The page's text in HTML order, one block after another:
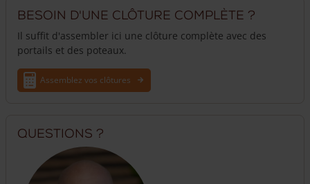
Pour des portails plus grands (au-delà de 100 cm) ou destinés
Quincaillerie
Le portail est fourni avec un set complet de quincaillerie.
boutique en ligne.
Besoin d'une clôture complète ?
Il suffit d'assembler ici une clôture complète avec des
portails et des poteaux.
Assemblez vos clôtures
Questions ?